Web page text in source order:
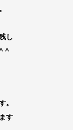
し
^
。
す